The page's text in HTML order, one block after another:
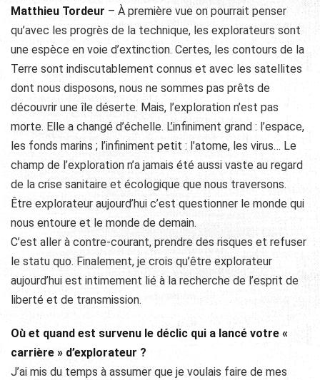
Matthieu Tordeur – À première vue on pourrait penser
qu’avec les progrès de la technique, les explorateurs sont
une espèce en voie d’extinction. Certes, les contours de la
Terre sont indiscutablement connus et avec les satellites
dont nous disposons, nous ne sommes pas prêts de
découvrir une île déserte. Mais, l’exploration n’est pas
morte. Elle a changé d’échelle. L’infiniment grand : l’espace,
les fonds marins ; l’infiniment petit : l’atome, les virus… Le
champ de l’exploration n’a jamais été aussi vaste au regard
de la crise sanitaire et écologique que nous traversons.
Être explorateur aujourd’hui c’est questionner le monde qui
nous entoure et le monde de demain.
C’est aller à contre-courant, prendre des risques et refuser
le statu quo. Finalement, je crois qu’être explorateur
aujourd’hui est intimement lié à la recherche de l’esprit de
liberté et de transmission.
Où et quand est survenu le déclic qui a lancé votre «
carrière » d’explorateur ?
J’ai mis du temps à assumer que je voulais faire de mes